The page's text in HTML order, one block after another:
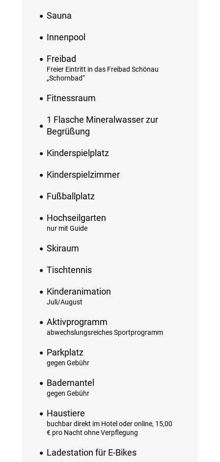
Sauna
Innenpool
Freibad
Freier Eintritt in das Freibad Schönau
„Schornbad“
Fitnessraum
1 Flasche Mineralwasser zur
Begrüßung
Kinderspielplatz
Kinderspielzimmer
Fußballplatz
Hochseilgarten
nur mit Guide
Skiraum
Tischtennis
Kinderanimation
Juli/August
Aktivprogramm
abwechslungsreiches Sportprogramm
Parkplatz
gegen Gebühr
Bademantel
gegen Gebühr
Haustiere
buchbar direkt im Hotel oder online, 15,00
€ pro Nacht ohne Verpflegung
Ladestation für E-Bikes